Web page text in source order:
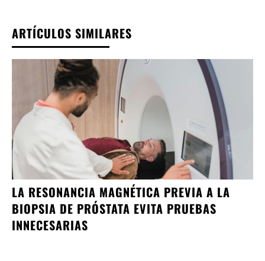
ARTÍCULOS SIMILARES
LA RESONANCIA MAGNÉTICA PREVIA A LA
BIOPSIA DE PRÓSTATA EVITA PRUEBAS
INNECESARIAS